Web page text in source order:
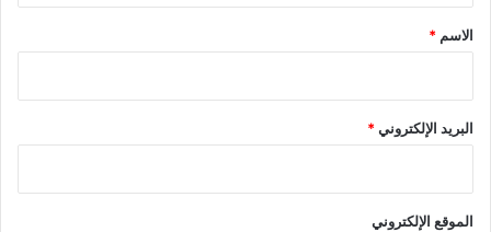
*
الاسم *
البريد الإلكتروني*
الموقع الإلكتروني